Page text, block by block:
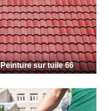
Peinture sur tuile 66